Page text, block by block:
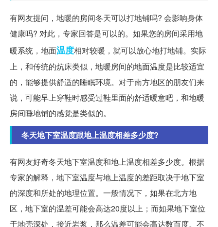
有网友提问，地暖的房间冬天可以打地铺吗? 会影响身体
健康吗? 对此，专家回答是可以的。如果您的房间采用地
暖系统，地面温度相对较暖，就可以放心地打地铺。实际
上，和传统的炕床类似，地暖房间的地面温度是比较适宜
的，能够提供舒适的睡眠环境。对于南方地区的朋友们来
说，可能早上穿鞋时感受过鞋里面的舒适暖意吧，和地暖
房间睡地铺的感觉是类似的。
冬天地下室温度跟地上温度相差多少度?
有网友好奇冬天地下室温度和地上温度相差多少度。根据
专家的解释，地下室温度与地上温度的差距取决于地下室
的深度和所处的地理位置。一般情况下，如果在北方地
区，地下室的温差可能会高达20度以上；而如果地下室位
于地壳深处，接近岩浆，那么温差可能会高达数百度。不